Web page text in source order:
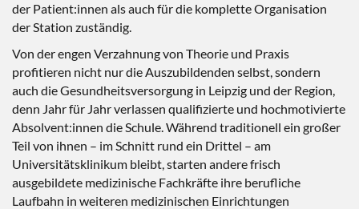
der Patient:innen als auch für die komplette Organisation
der Station zuständig.
Von der engen Verzahnung von Theorie und Praxis
profitieren nicht nur die Auszubildenden selbst, sondern
auch die Gesundheitsversorgung in Leipzig und der Region,
denn Jahr für Jahr verlassen qualifizierte und hochmotivierte
Absolvent:innen die Schule. Während traditionell ein großer
Teil von ihnen – im Schnitt rund ein Drittel – am
Universitätsklinikum bleibt, starten andere frisch
ausgebildete medizinische Fachkräfte ihre berufliche
Laufbahn in weiteren medizinischen Einrichtungen